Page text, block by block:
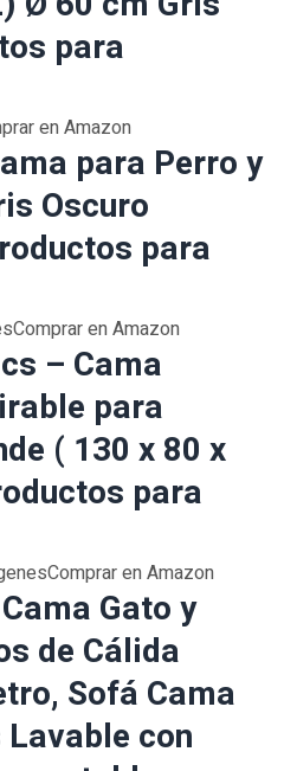
para
en Amazon
para Perro y
Oscuro
para
en Amazon
– Cama
para
( 130 x 80 x
para
en Amazon
Gato y
de Cálida
Sofá Cama
con